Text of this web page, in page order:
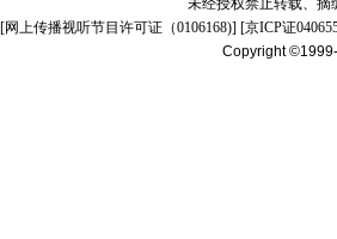
未经授权禁止转载、摘
[网上传播视听节目许可证（0106168)] [京ICP证
Copyright